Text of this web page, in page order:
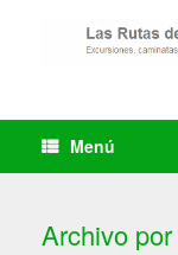
Menú
Archivo